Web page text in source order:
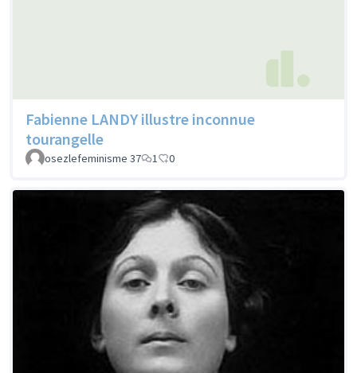
Fabienne LANDY illustre inconnue
tourangelle
osezlefeminisme 37 1 0